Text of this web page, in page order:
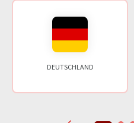
DEUTSCHLAND